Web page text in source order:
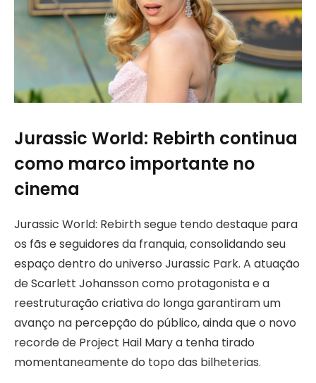
Jurassic World: Rebirth continua
como marco importante no
cinema
Jurassic World: Rebirth segue tendo destaque para
os fãs e seguidores da franquia, consolidando seu
espaço dentro do universo Jurassic Park. A atuação
de Scarlett Johansson como protagonista e a
reestruturação criativa do longa garantiram um
avanço na percepção do público, ainda que o novo
recorde de Project Hail Mary a tenha tirado
momentaneamente do topo das bilheterias.